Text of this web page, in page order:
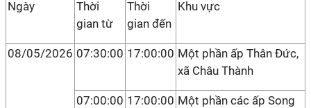
Ngày
Thời
gian từ
Thời
gian đến
Khu vực
08/05/2026 07:30:00 17:00:00 Một phần ấp Thân Đức,
xã Châu Thành
07:00:00 17:00:00 Một phần các ấp Song